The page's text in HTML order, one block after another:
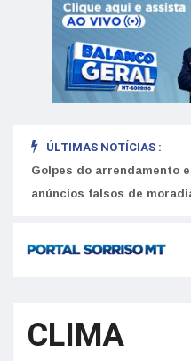
ÚLTIMAS NOTÍCIAS :
Golpes do arrendamento
anúncios falsos de
CLIMA